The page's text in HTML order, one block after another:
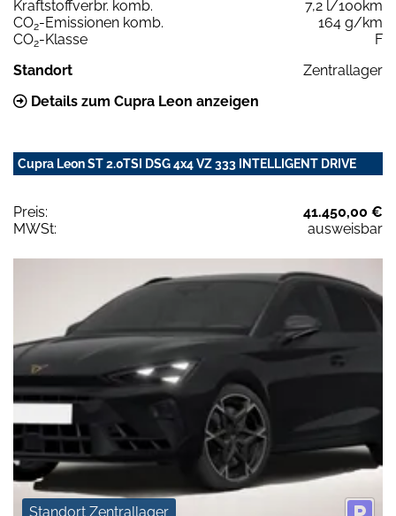
Kraftstoffverbr. komb.
7,2 l/100km
CO2-Emissionen komb.
164 g/km
CO2-Klasse
F
Standort
Zentrallager
Details zum Cupra Leon anzeigen
Cupra Leon ST 2.0TSI DSG 4x4 VZ 333 INTELLIGENT DRIVE
Preis:
41.450,00 €
MWSt:
ausweisbar
Standort Zentrallager